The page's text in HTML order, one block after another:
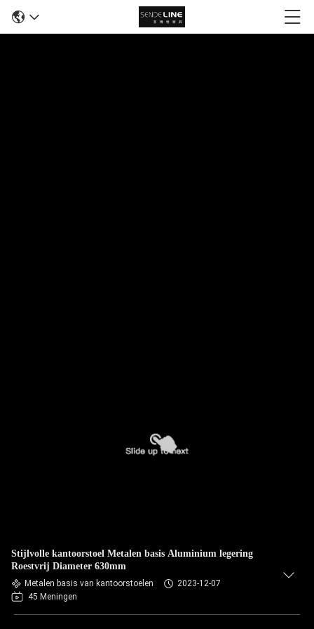
Stijlvolle kantoorstoel Metalen basis Aluminium legering
Roestvrij Diameter 630mm
Metalen basis van kantoorstoelen
2023-12-07
45 Meningen